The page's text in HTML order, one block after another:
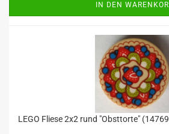
IN DEN
LEGO Fliese 2x2 rund "Obsttorte"